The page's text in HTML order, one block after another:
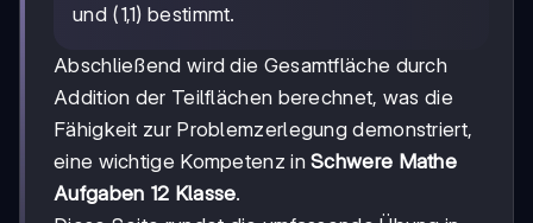
und (1,1) bestimmt.
Abschließend wird die Gesamtfläche durch
Addition der Teilflächen berechnet, was die
Fähigkeit zur Problemzerlegung demonstriert,
eine wichtige Kompetenz inSchwere Mathe
Aufgaben 12 Klasse.